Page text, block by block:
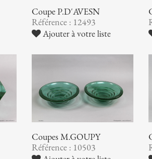
Coupe P.D'AVESN
Référence : 12493
Ajouter à votre liste
Coupes M.GOUPY
Référence : 10503